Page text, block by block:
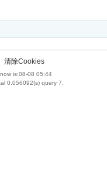
清除Cookies
is:08-08 05:44
0.056092(s) query 7,